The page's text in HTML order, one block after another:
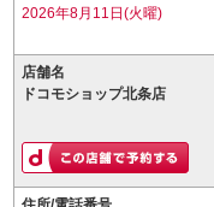
2026年8月11日(火曜)
店舗名
ドコモショップ北条店